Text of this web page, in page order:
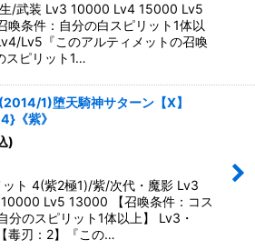
/武装 Lv3 10000 Lv4 15000 Lv5
喚条件：自分の白スピリット1体以
Lv5『このアルティメットの召喚
スピリット1…
(2014/1)堕天騎神サターン【X】
《紫》
)
ット 4(紫2極1)/紫/次代・魔影 Lv3
Lv5 13000 【召喚条件：コス
分のスピリット1体以上】 Lv3・
毒刃：2】『この…